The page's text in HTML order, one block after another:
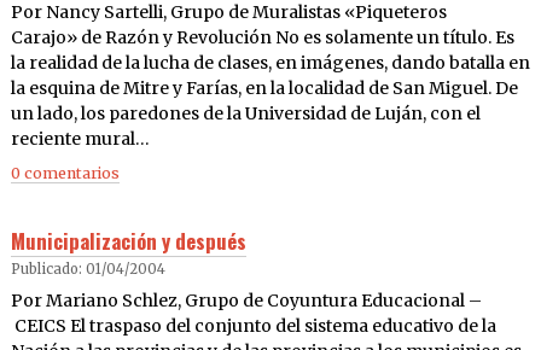
Por Nancy Sartelli, Grupo de Muralistas «Piqueteros
Carajo» de Razón y Revolución No es solamente un título. Es
la realidad de la lucha de clases, en imágenes, dando batalla en
la esquina de Mitre y Farías, en la localidad de San Miguel. De
un lado, los paredones de la Universidad de Luján, con el
reciente mural…
0 comentarios
Municipalización y después
Publicado: 01/04/2004
Por Mariano Schlez, Grupo de Coyuntura Educacional –
CEICS El traspaso del conjunto del sistema educativo de la